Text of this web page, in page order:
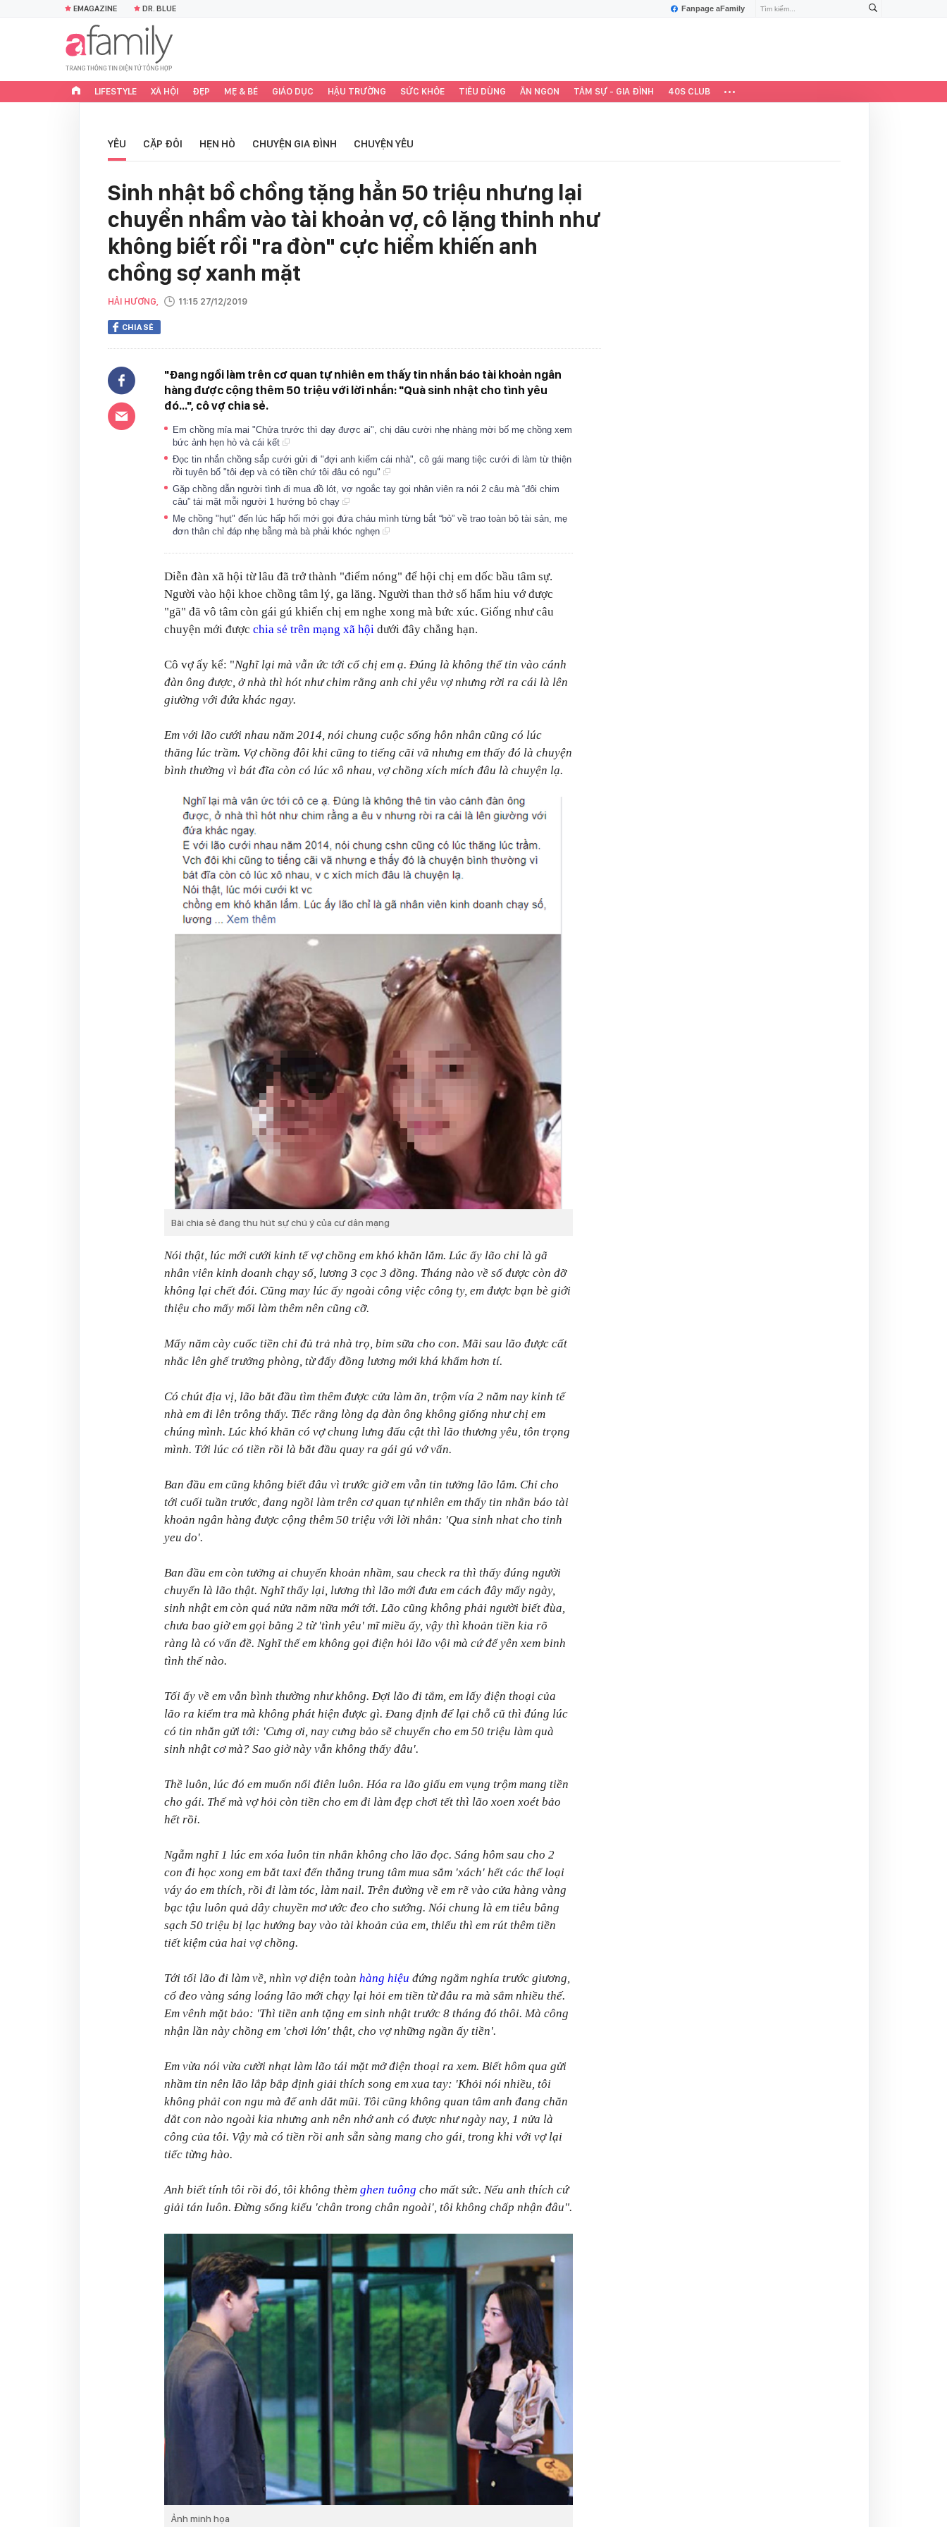
Fanpage aFamily
EMAGAZINE DR. BLUE
LIFESTYLE XÃ HỘI ĐẸP MẸ & BÉ GIÁO DỤC HẬU TRƯỜNG SỨC KHỎE TIÊU DÙNG ĂN NGON TÂM SỰ - GIA ĐÌNH 40S CLUB
YÊU CẶP ĐÔI HẸN HÒ CHUYỆN GIA ĐÌNH CHUYỆN YÊU
Sinh nhật bồ chồng tặng hẳn 50 triệu nhưng lại
chuyển nhầm vào tài khoản vợ, cô lặng thinh như
không biết rồi "ra đòn" cực hiểm khiến anh
chồng sợ xanh mặt
HẢI HƯƠNG, 11:15 27/12/2019
CHIA SẺ
"Đang ngồi làm trên cơ quan tự nhiên em thấy tin nhắn báo tài khoản ngân
hàng được cộng thêm 50 triệu với lời nhắn: "Quà sinh nhật cho tình yêu
đó...", cô vợ chia sẻ.
Em chồng mỉa mai "Chửa trước thì dạy được ai", chị dâu cười nhẹ nhàng mời bố mẹ chồng xem
bức ảnh hẹn hò và cái kết
Đọc tin nhắn chồng sắp cưới gửi đi "đợi anh kiếm cái nhà", cô gái mang tiệc cưới đi làm từ thiện
rồi tuyên bố "tôi đẹp và có tiền chứ tôi đâu có ngu"
Gặp chồng dẫn người tình đi mua đồ lót, vợ ngoắc tay gọi nhân viên ra nói 2 câu mà “đôi chim
câu” tái mặt mỗi người 1 hướng bỏ chạy
Mẹ chồng "hụt" đến lúc hấp hối mới gọi đứa cháu mình từng bắt “bỏ” về trao toàn bộ tài sản, mẹ
đơn thân chỉ đáp nhẹ bẫng mà bà phải khóc nghẹn
Diễn đàn xã hội từ lâu đã trở thành "điểm nóng" để hội chị em dốc bầu tâm sự.
Người vào hội khoe chồng tâm lý, ga lăng. Người than thở số hẩm hiu vớ được
"gã" đã vô tâm còn gái gú khiến chị em nghe xong mà bức xúc. Giống như câu
chuyện mới được chia sẻ trên mạng xã hội dưới đây chẳng hạn.
Cô vợ ấy kể: "Nghĩ lại mà vẫn ức tới cổ chị em ạ. Đúng là không thể tin vào cánh
đàn ông được, ở nhà thì hót như chim rằng anh chỉ yêu vợ nhưng rời ra cái là lên
giường với đứa khác ngay.
Em với lão cưới nhau năm 2014, nói chung cuộc sống hôn nhân cũng có lúc
thăng lúc trầm. Vợ chồng đôi khi cũng to tiếng cãi vã nhưng em thấy đó là chuyện
bình thường vì bát đĩa còn có lúc xô nhau, vợ chồng xích mích đâu là chuyện lạ.
Bài chia sẻ đang thu hút sự chú ý của cư dân mạng
Nói thật, lúc mới cưới kinh tế vợ chồng em khó khăn lắm. Lúc ấy lão chỉ là gã
nhân viên kinh doanh chạy số, lương 3 cọc 3 đồng. Tháng nào về số được còn đỡ
không lại chết đói. Cũng may lúc ấy ngoài công việc công ty, em được bạn bè giới
thiệu cho mấy mối làm thêm nên cũng cỡ.
Mấy năm cày cuốc tiền chỉ đủ trả nhà trọ, bỉm sữa cho con. Mãi sau lão được cất
nhắc lên ghế trưởng phòng, từ đấy đồng lương mới khá khẩm hơn tí.
Có chút địa vị, lão bắt đầu tìm thêm được cửa làm ăn, trộm vía 2 năm nay kinh tế
nhà em đi lên trông thấy. Tiếc rằng lòng dạ đàn ông không giống như chị em
chúng mình. Lúc khó khăn có vợ chung lưng đấu cật thì lão thương yêu, tôn trọng
mình. Tới lúc có tiền rồi là bắt đầu quay ra gái gú vớ vẩn.
Ban đầu em cũng không biết đâu vì trước giờ em vẫn tin tưởng lão lắm. Chỉ cho
tới cuối tuần trước, đang ngồi làm trên cơ quan tự nhiên em thấy tin nhắn báo tài
khoản ngân hàng được cộng thêm 50 triệu với lời nhắn: 'Qua sinh nhat cho tinh
yeu do'.
Ban đầu em còn tưởng ai chuyển khoản nhầm, sau check ra thì thấy đúng người
chuyển là lão thật. Nghĩ thấy lại, lương thì lão mới đưa em cách đây mấy ngày,
sinh nhật em còn quá nửa năm nữa mới tới. Lão cũng không phải người biết đùa,
chưa bao giờ em gọi bằng 2 từ 'tình yêu' mĩ miều ấy, vậy thì khoản tiền kia rõ
ràng là có vấn đề. Nghĩ thế em không gọi điện hỏi lão vội mà cứ để yên xem binh
tình thế nào.
Tối ấy về em vẫn bình thường như không. Đợi lão đi tắm, em lấy điện thoại của
lão ra kiểm tra mà không phát hiện được gì. Đang định để lại chỗ cũ thì đúng lúc
có tin nhắn gửi tới: 'Cưng ơi, nay cưng bảo sẽ chuyển cho em 50 triệu làm quà
sinh nhật cơ mà? Sao giờ này vẫn không thấy đâu'.
Thề luôn, lúc đó em muốn nổi điên luôn. Hóa ra lão giấu em vụng trộm mang tiền
cho gái. Thế mà vợ hỏi còn tiền cho em đi làm đẹp chơi tết thì lão xoen xoét bảo
hết rồi.
Ngẫm nghĩ 1 lúc em xóa luôn tin nhắn không cho lão đọc. Sáng hôm sau cho 2
con đi học xong em bắt taxi đến thẳng trung tâm mua sắm 'xách' hết các thể loại
váy áo em thích, rồi đi làm tóc, làm nail. Trên đường về em rẽ vào cửa hàng vàng
bạc tậu luôn quả dây chuyền mơ ước đeo cho sướng. Nói chung là em tiêu bằng
sạch 50 triệu bị lạc hướng bay vào tài khoản của em, thiếu thì em rút thêm tiền
tiết kiệm của hai vợ chồng.
Tới tối lão đi làm về, nhìn vợ diện toàn hàng hiệu đứng ngắm nghía trước giương,
cổ đeo vàng sáng loáng lão mới chạy lại hỏi em tiền từ đâu ra mà sắm nhiều thế.
Em vênh mặt bảo: 'Thì tiền anh tặng em sinh nhật trước 8 tháng đó thôi. Mà công
nhận lần này chồng em 'chơi lớn' thật, cho vợ những ngần ấy tiền'.
Em vừa nói vừa cười nhạt làm lão tái mặt mở điện thoại ra xem. Biết hôm qua gửi
nhầm tin nên lão lắp bắp định giải thích song em xua tay: 'Khỏi nói nhiều, tôi
không phải con ngu mà để anh dắt mũi. Tôi cũng không quan tâm anh đang chăn
dắt con nào ngoài kia nhưng anh nên nhớ anh có được như ngày nay, 1 nửa là
công của tôi. Vậy mà có tiền rồi anh sẵn sàng mang cho gái, trong khi với vợ lại
tiếc từng hào.
Anh biết tính tôi rồi đó, tôi không thèm ghen tuông cho mất sức. Nếu anh thích cứ
giải tán luôn. Đừng sống kiểu 'chân trong chân ngoài', tôi không chấp nhận đâu".
Ảnh minh họa